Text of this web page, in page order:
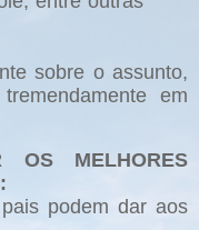
sobre o assunto,
em
MELHORES
podem dar aos